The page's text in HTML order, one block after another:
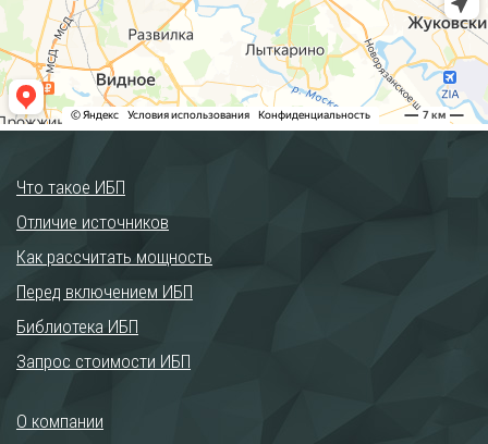
Что такое ИБП
Отличие источников
Как рассчитать мощность
Перед включением ИБП
Библиотека ИБП
Запрос стоимости ИБП
О компании